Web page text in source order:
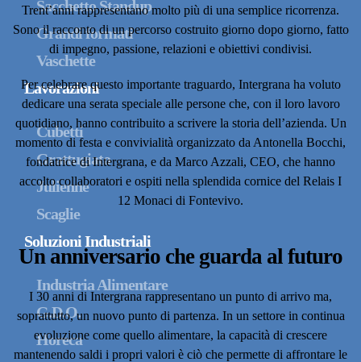
Sacchetto Standup
Grandi formati
Vaschette
Lavorazioni
Cubetti
Grattugiato
Julienne
Scaglie
Soluzioni Industriali
Industria Alimentare
G.D.O.
Horeca
Trent’anni rappresentano molto più di una semplice ricorrenza.
Sono il racconto di un percorso costruito giorno dopo giorno, fatto
di impegno, passione, relazioni e obiettivi condivisi.
Per celebrare questo importante traguardo, Intergrana ha voluto
dedicare una serata speciale alle persone che, con il loro lavoro
quotidiano, hanno contribuito a scrivere la storia dell’azienda. Un
momento di festa e convivialità organizzato da Antonella Bocchi,
fondatrice di Intergrana, e da Marco Azzali, CEO, che hanno
accolto collaboratori e ospiti nella splendida cornice del Relais I
12 Monaci di Fontevivo.
Un anniversario che guarda al futuro
I 30 anni di Intergrana rappresentano un punto di arrivo ma,
soprattutto, un nuovo punto di partenza. In un settore in continua
evoluzione come quello alimentare, la capacità di crescere
mantenendo saldi i propri valori è ciò che permette di affrontare le